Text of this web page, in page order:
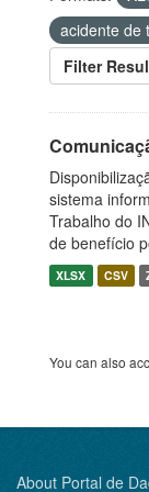
acidente de
Filter
sistema
Trabalho do
de benefício
XLSX CSV
You can also
About Portal de